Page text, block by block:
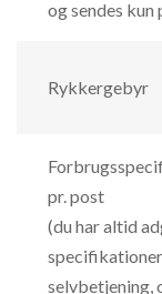
og sendes kun
Rykkergebyr
pr. post
(du har altid
selvbetjening,